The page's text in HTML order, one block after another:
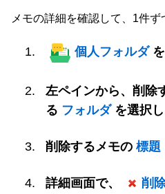
メモの詳細を確認して、1件ず
個人フォルダ
左ペインから、削除
る フォルダ を選択し
削除するメモの 標題
詳細画面で、 削